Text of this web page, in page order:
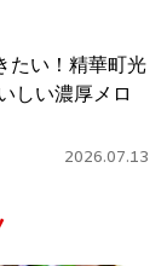
たい！精華町光
しい濃厚メロ
2026.07.13